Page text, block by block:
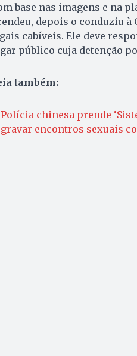
base nas imagens e na
depois o conduziu
cabíveis. Ele deve
público cuja detenção
também:
Polícia chinesa prende
gravar encontros sexuais